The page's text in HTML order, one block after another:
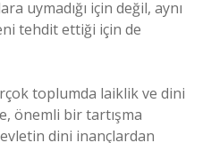
uymadığı için değil, aynı
tehdit ettiği için de
toplumda laiklik ve dini
önemli bir tartışma
dini inançlardan